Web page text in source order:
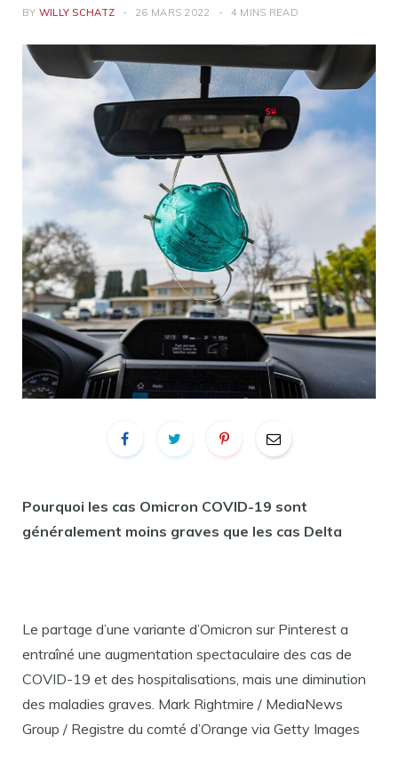
BY WILLY SCHATZ 26 MARS 2022 4 MINS READ
Pourquoi les cas Omicron COVID-19 sont
généralement moins graves que les cas Delta
Le partage d’une variante d’Omicron sur Pinterest a
entraîné une augmentation spectaculaire des cas de
COVID-19 et des hospitalisations, mais une diminution
des maladies graves. Mark Rightmire / MediaNews
Group / Registre du comté d’Orange via Getty Images